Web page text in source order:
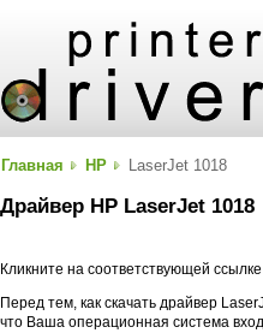
Главная HP LaserJet 1018
Драйвер HP LaserJet 1018
Кликните на соответствующей
Перед тем, как скачать драйвер
что Ваша операционная система